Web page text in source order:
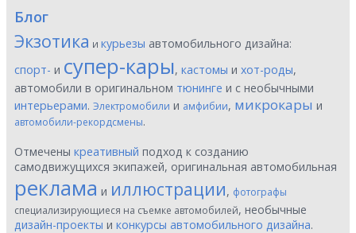
Блог
Экзотика и курьезы автомобильного дизайна:
спорт- и супер-кары, кастомы и хот-роды,
автомобили в оригинальном тюнинге и с необычными
интерьерами. Электромобили и амфибии, микрокары и
автомобили-рекордсмены.
Отмечены креативный подход к созданию
самодвижущихся экипажей, оригинальная автомобильная
реклама и иллюстрации, фотографы
специализирующиеся на съемке автомобилей, необычные
дизайн-проекты и конкурсы автомобильного дизайна.